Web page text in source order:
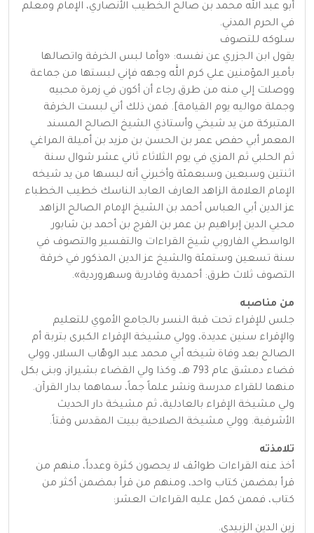
أبو عبد الله محمد بن صالح الخطيب الأنصاري، الإمام ومعلم
في الحرم المدني.
سلوكه للتصوف
يقول ابن الجزري عن نفسه: «وأما لبس الخرقة واتصالها
بأمير المؤمنين علي كرم الله وجهه فإني لبستها من جماعة
ووصلت إلي منه من طرق رجاء أن أكون في زمرة محبيه
وجملة مواليه يوم القيامة]. فمن ذلك أني لبست الخرقة
المتبركة من يد شيخي وأستاذي الشيخ الصالح المسند
المعمر أبي حفص عمر بن الحسن بن مزيد بن أميلة المراغي
ثم الحلبي ثم المزي في يوم الثلاثاء ثاني عشر شوال سنة
اثنتين وسبعين وسبعمئة وأخبرني أنه لبسها من يد شيخه
الإمام العلامة الزاهد العارف العابد الناسك خطيب الخطباء
عز الدين أبي العباس أحمد بن الشيخ الإمام الصالح الزاهد
محيي الدين إبراهيم بن عمر بن الفرج بن أحمد بن شابور
الواسطي الفاروبي شيخ القراءات والتفسير والتصوف في
سنة تسعين وستمئة والشيخ عز الدين المذكور في خرقة
التصوف ثلاث طرق: أحمدية وقادرية وسهروردية».
من مناصبه
جلس للإقراء تحت قبة النسر بالجامع الأموي للتعليم
والإقراء سنين عديدة، وولي مشيخة الإقراء الكبرى بتربة أم
الصالح بعد وفاة شيخه أبي محمد عبد الوهّاب السلار، وولي
قضاء دمشق عام 793 هـ، وكذا ولي القضاء بشيراز، وبنى بكل
منهما للقراء مدرسة ونشر علماً جماً، سماهما بدار القرآن.
ولي مشيخة الإقراء بالعادلية، ثم مشيخة دار الحديث
الأشرفية. وولي مشيخة الصلاحية ببيت المقدس وقتاً.
تلامذته
أخذ عنه القراءات طوائف لا يحصون كثرة وعدداً، منهم من
قرأ بمضمن كتاب واحد، ومنهم من قرأ بمضمن أكثر من
كتاب، فممن كمل عليه القراءات العشر:
زين الدين الزبيدي.